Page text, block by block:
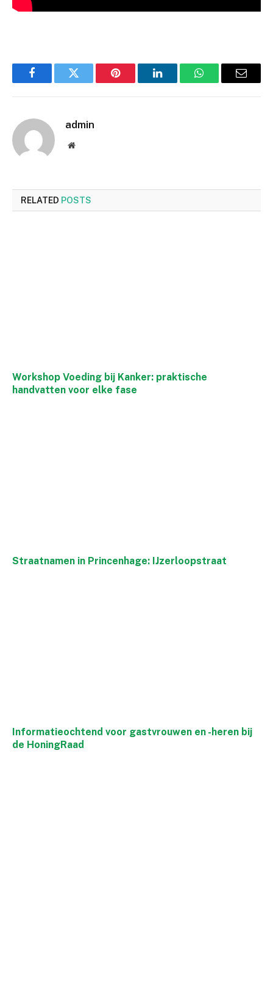
FacebookTwitter Pinterest LinkedInWhatsAppEmail
admin
Website
RELATED POSTS
Workshop Voeding bij Kanker: praktische
handvatten voor elke fase
Straatnamen in Princenhage: IJzerloopstraat
Informatieochtend voor gastvrouwen en -heren bij
de HoningRaad